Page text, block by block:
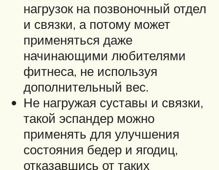
нагрузок на позвоночный отдел
и связки, а потому может
применяться даже
начинающими любителями
фитнеса, не используя
дополнительный вес.
Не нагружая суставы и связки,
такой эспандер можно
применять для улучшения
состояния бедер и ягодиц,
отказавшись от таких